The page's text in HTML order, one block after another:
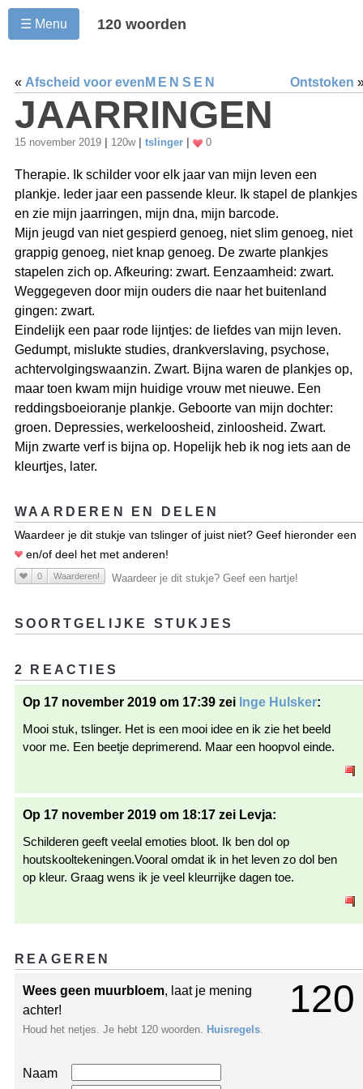
☰ Menu 120 woorden
« Afscheid voor even Ontstoken
MENSEN
JAARRINGEN
15 november 2019 120w tslinger 0
Therapie. Ik schilder voor elk jaar van mijn leven een
plankje. Ieder jaar een passende kleur. Ik stapel de plankjes
en zie mijn jaarringen, mijn dna, mijn barcode.
Mijn jeugd van niet gespierd genoeg, niet slim genoeg, niet
grappig genoeg, niet knap genoeg. De zwarte plankjes
stapelen zich op. Afkeuring: zwart. Eenzaamheid: zwart.
Weggegeven door mijn ouders die naar het buitenland
gingen: zwart.
Eindelijk een paar rode lijntjes: de liefdes van mijn leven.
Gedumpt, mislukte studies, drankverslaving, psychose,
achtervolgingswaanzin. Zwart. Bijna waren de plankjes op,
maar toen kwam mijn huidige vrouw met nieuwe. Een
reddingsboeioranje plankje. Geboorte van mijn dochter:
groen. Depressies, werkeloosheid, zinloosheid. Zwart.
Mijn zwarte verf is bijna op. Hopelijk heb ik nog iets aan de
kleurtjes, later.
WAARDEREN EN DELEN
Waardeer je dit stukje van tslinger of juist niet? Geef hieronder een
en/of deel het met anderen!
0 Waarderen! Waardeer je dit stukje? Geef een hartje!
SOORTGELIJKE STUKJES
2 REACTIES
Op 17 november 2019 om 17:39 zei Inge Hulsker:
Mooi stuk, tslinger. Het is een mooi idee en ik zie het beeld
voor me. Een beetje deprimerend. Maar een hoopvol einde.
Op 17 november 2019 om 18:17 zei Levja:
Schilderen geeft veelal emoties bloot. Ik ben dol op
houtskooltekeningen.Vooral omdat ik in het leven zo dol ben
op kleur. Graag wens ik je veel kleurrijke dagen toe.
REAGEREN
120
Wees geen muurbloem, laat je mening
achter!
Houd het netjes. Je hebt 120 woorden. Huisregels
Naam